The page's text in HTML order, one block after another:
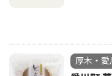
厚木・愛